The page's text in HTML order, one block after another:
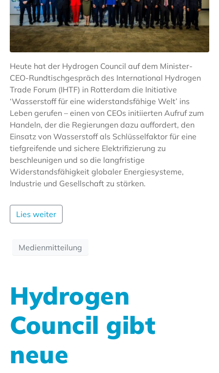
Heute hat der Hydrogen Council auf dem Minister-
CEO-Rundtischgespräch des International Hydrogen
Trade Forum (IHTF) in Rotterdam die Initiative
‘Wasserstoff für eine widerstandsfähige Welt’ ins
Leben gerufen – einen von CEOs initiierten Aufruf zum
Handeln, der die Regierungen dazu auffordert, den
Einsatz von Wasserstoff als Schlüsselfaktor für eine
tiefgreifende und sichere Elektrifizierung zu
beschleunigen und so die langfristige
Widerstandsfähigkeit globaler Energiesysteme,
Industrie und Gesellschaft zu stärken.
Lies weiter
Medienmitteilung
Hydrogen
Council gibt
neue